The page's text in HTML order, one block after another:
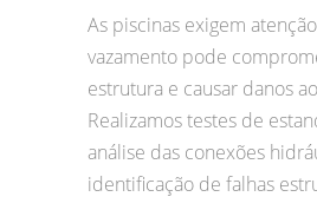
As piscinas exigem
vazamento pode
estrutura e causar danos
Realizamos testes de
análise das conexões
identificação de falhas